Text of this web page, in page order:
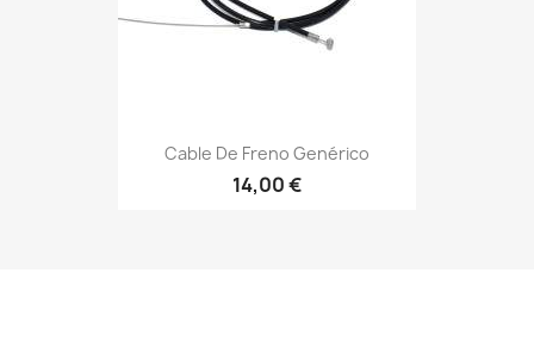
Cable De Freno Genérico
14,00 €